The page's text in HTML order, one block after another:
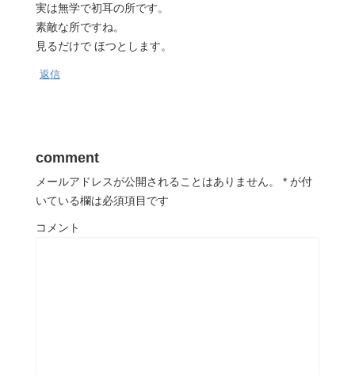
実は無学で初耳の所です。
素敵な所ですね。
見るだけで ほつとします。
返信
comment
メールアドレスが公開されることはありません。 * が付
いている欄は必須項目です
コメント